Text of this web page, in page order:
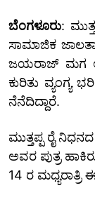
ಬೆಂಗಳೂರು:
ಸಾಮಾಜಿಕ
ಜಯರಾಜ್ ಮಗ
ಕುರಿತು ವ್ಯಂಗ್ಯ
ನೆನೆದಿದ್ದಾರೆ.
ಮುತ್ತಪ್ಪ ರೈ
ಅವರ ಪುತ್ರ
14 ರ ಮಧ್ಯರಾತ್ರಿ